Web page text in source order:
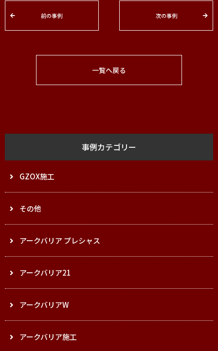
前の事例 次の事例
一覧へ戻る
事例カテゴリー
GZOX施工
その他
アークバリア プレシャス
アークバリア21
アークバリアW
アークバリア施工